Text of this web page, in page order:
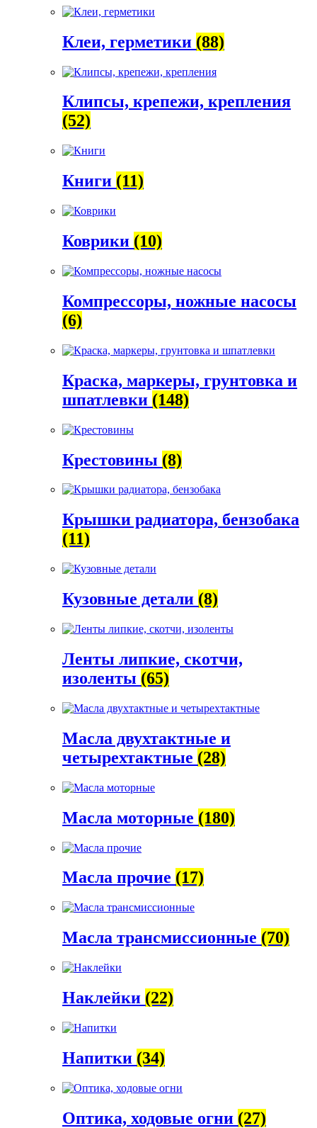
Клеи, герметики (88)
Клипсы, крепежи, крепления
(52)
Книги (11)
Коврики (10)
Компрессоры, ножные насосы
(6)
Краска, маркеры, грунтовка и
шпатлевки (148)
Крестовины (8)
Крышки радиатора, бензобака
(11)
Кузовные детали (8)
Ленты липкие, скотчи,
изоленты (65)
Масла двухтактные и
четырехтактные (28)
Масла моторные (180)
Масла прочие (17)
Масла трансмиссионные (70)
Наклейки (22)
Напитки (34)
Оптика, ходовые огни (27)